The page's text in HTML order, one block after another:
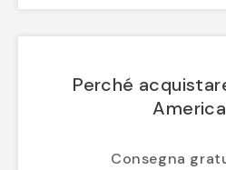
Perché
America
Consegna